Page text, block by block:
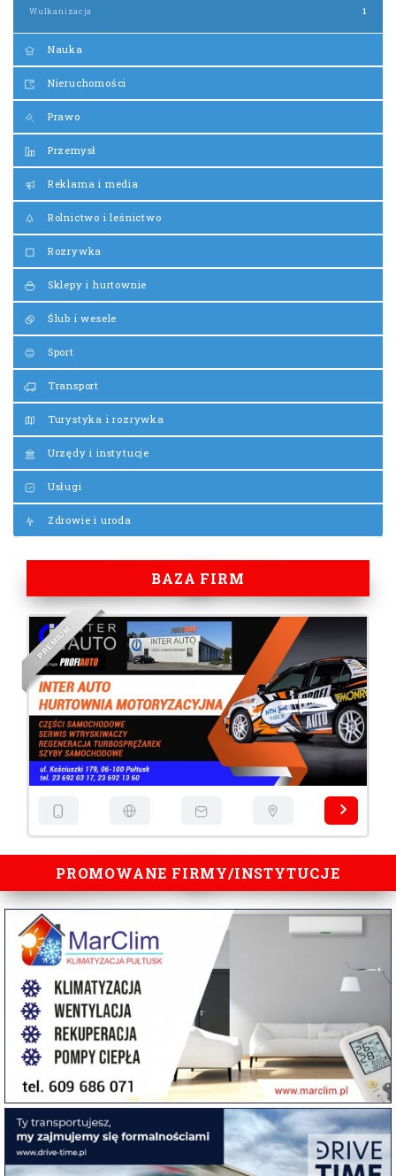
Wulkanizacja 1
Nauka
Nieruchomości
Prawo
Przemysł
Reklama i media
Rolnictwo i leśnictwo
Rozrywka
Sklepy i hurtownie
Ślub i wesele
Sport
Transport
Turystyka i rozrywka
Urzędy i instytucje
Usługi
Zdrowie i uroda
BAZA FIRM
PREM
I
UM
PROMOWANE FIRMY/INSTYTUCJE